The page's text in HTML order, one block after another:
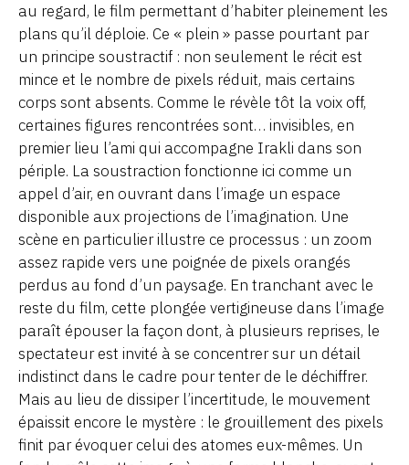
au regard, le film permettant d’habiter pleinement les
plans qu’il déploie. Ce « plein » passe pourtant par
un principe soustractif : non seulement le récit est
mince et le nombre de pixels réduit, mais certains
corps sont absents. Comme le révèle tôt la voix off,
certaines figures rencontrées sont… invisibles, en
premier lieu l’ami qui accompagne Irakli dans son
périple. La soustraction fonctionne ici comme un
appel d’air, en ouvrant dans l’image un espace
disponible aux projections de l’imagination. Une
scène en particulier illustre ce processus : un zoom
assez rapide vers une poignée de pixels orangés
perdus au fond d’un paysage. En tranchant avec le
reste du film, cette plongée vertigineuse dans l’image
paraît épouser la façon dont, à plusieurs reprises, le
spectateur est invité à se concentrer sur un détail
indistinct dans le cadre pour tenter de le déchiffrer.
Mais au lieu de dissiper l’incertitude, le mouvement
épaissit encore le mystère : le grouillement des pixels
finit par évoquer celui des atomes eux-mêmes. Un